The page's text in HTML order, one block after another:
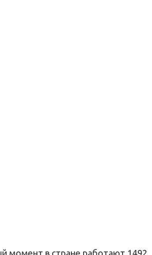
момент в стране работают 1492